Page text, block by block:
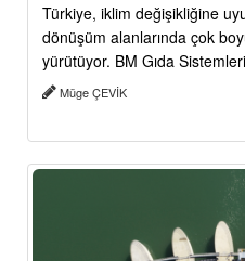
Türkiye, iklim değişikliğine
dönüşüm alanlarında çok
yürütüyor. BM Gıda
Müge ÇEVİK